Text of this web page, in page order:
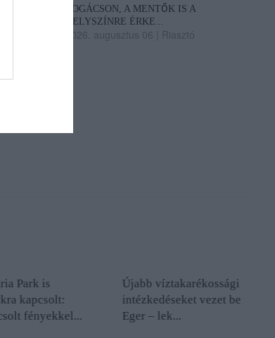
BOGÁCSON, A MENTŐK IS A
HELYSZÍNRE ÉRKE...
2026. augusztus 06 Riasztó
Park is
kapcsolt:
fényekkel...
Újabb víztakarékossági
intézkedéseket vezet be
Eger – lek...